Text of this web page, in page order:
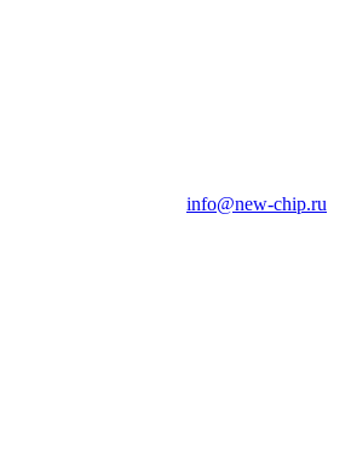
info@new-chip.ru